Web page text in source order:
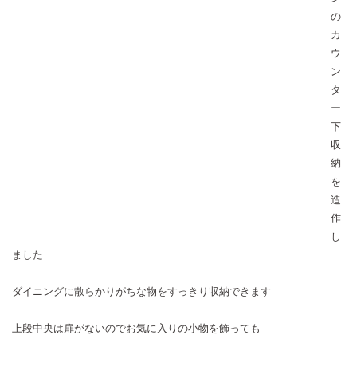
の
カ
ウ
ン
タ
ー
下
収
納
を
造
作
し
ました
ダイニングに散らかりがちな物をすっきり収納できます
上段中央は扉がないのでお気に入りの小物を飾っても